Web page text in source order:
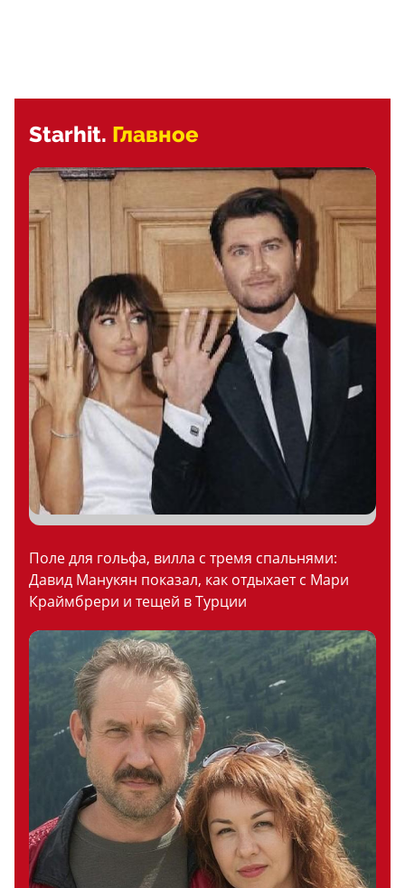
Starhit. Главное
Поле для гольфа, вилла с тремя спальнями:
Давид Манукян показал, как отдыхает с Мари
Краймбрери и тещей в Турции